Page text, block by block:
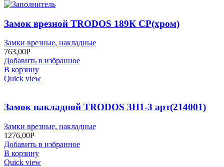
Замок врезной TRODOS 189К СР(хром)
Замки врезные, накладные
763,00Р
Добавить в избранное
В корзину
Quick view
Замок накладной TRODOS 3H1-3 арт(214001)
Замки врезные, накладные
1276,00Р
Добавить в избранное
В корзину
Quick view